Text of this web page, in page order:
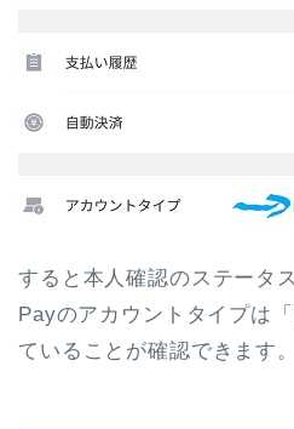
すると本人確認のステータ
Payのアカウントタイプは「
ていることが確認できます。